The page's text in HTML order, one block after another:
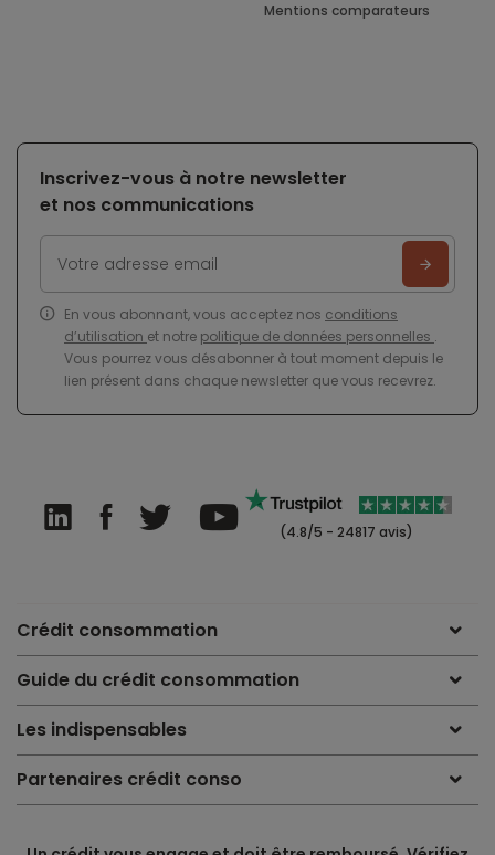
Mentions comparateurs
Inscrivez-vous à notre newsletter
et nos communications
En vous abonnant, vous acceptez nos conditions
d’utilisation et notre politique de données personnelles .
Vous pourrez vous désabonner à tout moment depuis le
lien présent dans chaque newsletter que vous recevrez.
(4.8/5 - 24817 avis)
Crédit consommation
Guide du crédit consommation
Les indispensables
Partenaires crédit conso